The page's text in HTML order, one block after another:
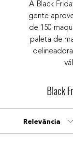
A Black
gente
de 150
paleta de
Black
Relevância
contorno
iluminador